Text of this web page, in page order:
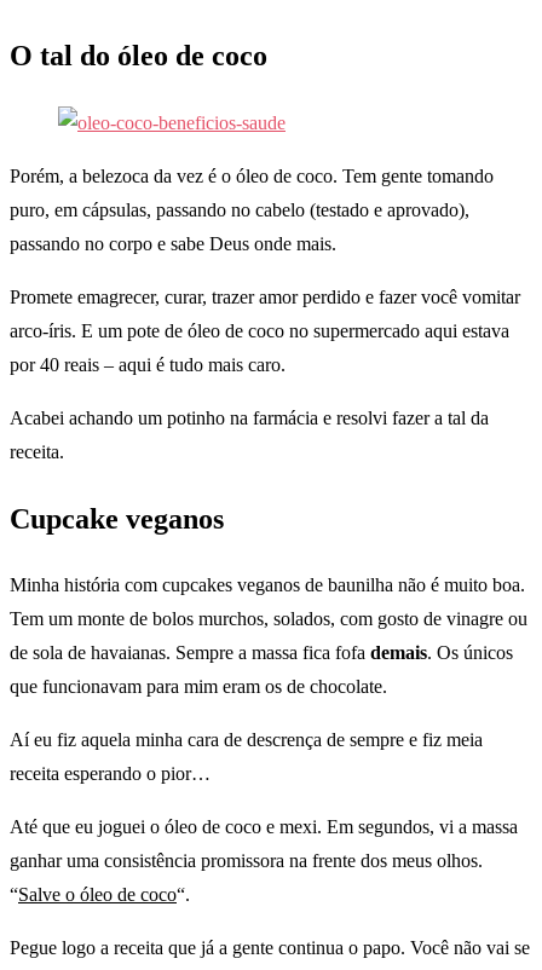
O tal do óleo de coco
Porém, a belezoca da vez é o óleo de coco. Tem gente tomando
puro, em cápsulas, passando no cabelo (testado e aprovado),
passando no corpo e sabe Deus onde mais.
Promete emagrecer, curar, trazer amor perdido e fazer você vomitar
arco-íris. E um pote de óleo de coco no supermercado aqui estava
por 40 reais – aqui é tudo mais caro.
Acabei achando um potinho na farmácia e resolvi fazer a tal da
receita.
Cupcake veganos
Minha história com cupcakes veganos de baunilha não é muito boa.
Tem um monte de bolos murchos, solados, com gosto de vinagre ou
de sola de havaianas. Sempre a massa fica fofa demais. Os únicos
que funcionavam para mim eram os de chocolate.
Aí eu fiz aquela minha cara de descrença de sempre e fiz meia
receita esperando o pior…
Até que eu joguei o óleo de coco e mexi. Em segundos, vi a massa
ganhar uma consistência promissora na frente dos meus olhos.
“Salve o óleo de coco“.
Pegue logo a receita que já a gente continua o papo. Você não vai se